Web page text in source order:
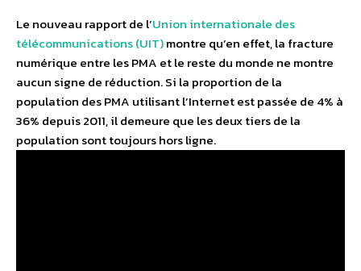
Le nouveau rapport de l’Union internationale des
télécommunications (UIT)montre qu’en effet, la fracture
numérique entre les PMA et le reste du monde ne montre
aucun signe de réduction. Si la proportion de la
population des PMA utilisant l’Internet est passée de 4% à
36% depuis 2011, il demeure que les deux tiers de la
population sont toujours hors ligne.